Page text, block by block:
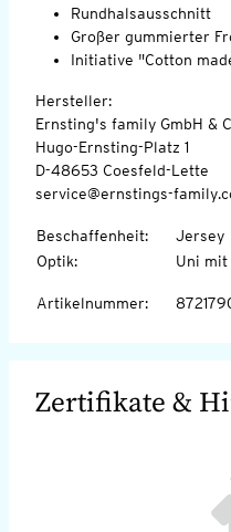
Rundhalsausschnitt
Großer gummierter
Initiative "Cotton
Hersteller:
Ernsting's family GmbH &
Hugo-Ernsting-Platz 1
D-48653 Coesfeld-Lette
service@ernstings-
Beschaffenheit:
Jersey
Optik: Uni
Artikelnummer:
Zertifikate &